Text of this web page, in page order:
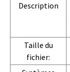
Description
Taille du
fichier: